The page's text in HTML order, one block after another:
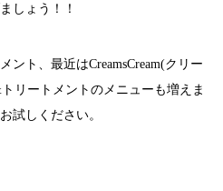
しょう！！
ント、最近はCreamsCream(クリー
リートメントのメニューも増えま
試しください。